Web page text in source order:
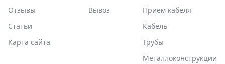
Отзывы
Статьи
Карта сайта
Вывоз
Прием кабеля
Кабель
Трубы
Металлоконструкции